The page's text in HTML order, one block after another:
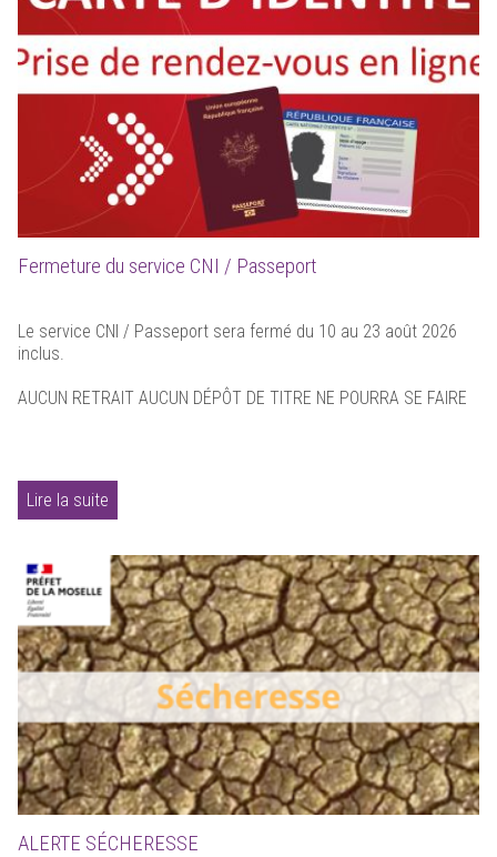
Fermeture du service CNI / Passeport
Le service CNI / Passeport sera fermé du 10 au 23 août 2026
inclus.
AUCUN RETRAIT AUCUN DÉPÔT DE TITRE NE POURRA SE FAIRE
Lire la suite
ALERTE SÉCHERESSE